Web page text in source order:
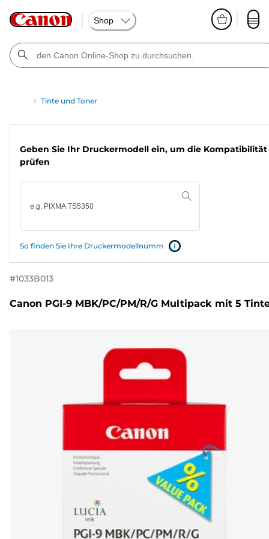
Shop
Tinte und Toner
Geben Sie Ihr Druckermodell ein, um die Kompatibilität
prüfen
So finden Sie Ihre Druckermodellnumm
#1033B013
Canon PGI-9 MBK/PC/PM/R/G Multipack mit 5